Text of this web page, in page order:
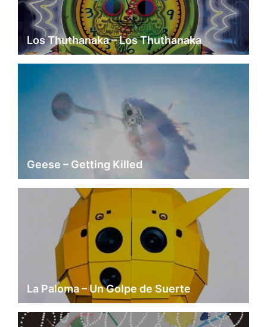
Los Thuthanaka – Los Thuthanaka
Geese – Getting Killed
La Paloma – Un Golpe de Suerte